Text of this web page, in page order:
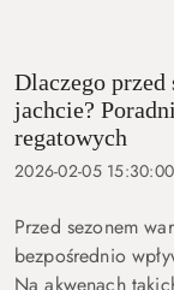
Dlaczego
jachcie?
regatowych
2026-02-05 15:30:00
Przed sezonem
bezpośrednio
Na akwenach